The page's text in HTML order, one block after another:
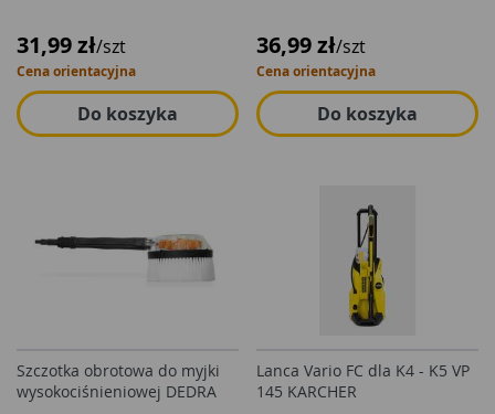
31,99 zł/szt
Cena orientacyjna
Do koszyka
36,99 zł/szt
Cena orientacyjna
Do koszyka
Szczotka obrotowa do myjki
wysokociśnieniowej DEDRA
Lanca Vario FC dla K4 - K5 VP
145 KARCHER